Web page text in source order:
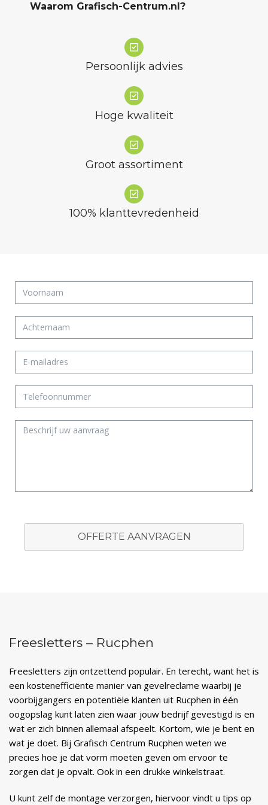
Waarom Grafisch-Centrum.nl?
Persoonlijk advies
Hoge kwaliteit
Groot assortiment
100% klanttevredenheid
OFFERTE AANVRAGEN
Freesletters – Rucphen
Freesletters zijn ontzettend populair. En terecht, want het is
een kostenefficiënte manier van gevelreclame waarbij je
voorbijgangers en potentiële klanten uit Rucphen in één
oogopslag kunt laten zien waar jouw bedrijf gevestigd is en
wat er zich binnen allemaal afspeelt. Kortom, wie je bent en
wat je doet. Bij Grafisch Centrum Rucphen weten we
precies hoe je dat vorm moeten geven om ervoor te
zorgen dat je opvalt. Ook in een drukke winkelstraat.
U kunt zelf de montage verzorgen, hiervoor vindt u tips op